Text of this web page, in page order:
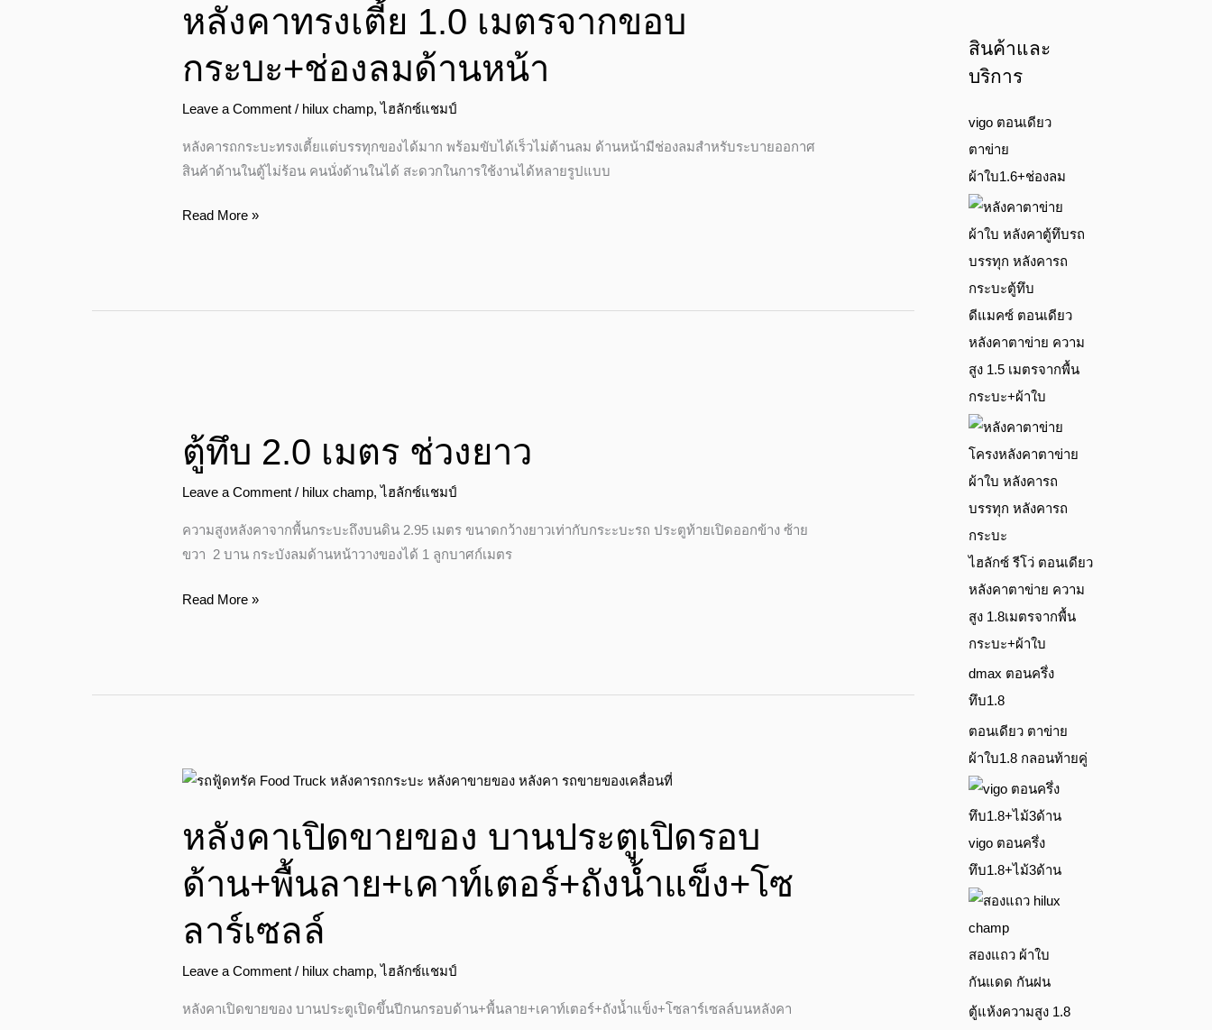
หลังคาทรงเตี้ย 1.0 เมตรจากขอบ
กระบะ+ช่องลมด้านหน้า
Leave a Comment / hilux champ,ไฮลักซ์แชมป์
หลังคารถกระบะทรงเตี้ยแต่บรรทุกของได้มาก พร้อมขับได้เร็วไม่ต้านลม ด้านหน้ามีช่องลมสำหรับระบายออกาศ
สินค้าด้านในตู้ไม่ร้อน คนนั่งด้านในได้ สะดวกในการใช้งานได้หลายรูปแบบ
เตี้ย
1.0
เมตร
จาก
ขอบ
Read More »
ตู้ทึบ 2.0 เมตร ช่วงยาว
Leave a Comment / hilux champ,ไฮลักซ์แชมป์
ความสูงหลังคาจากพื้นกระบะถึงบนดิน 2.95 เมตร ขนาดกว้างยาวเท่ากับกระะบะรถ ประตูท้ายเปิดออกข้าง ซ้าย
ขวา 2 บาน กระบังลมด้านหน้าวางของได้ 1 ลูกบาศก์เมตร
2.0
เมตร
ช่วง
Read More »
หลังคาเปิดขายของ บานประตูเปิดรอบ
ด้าน+พื้นลาย+เคาท์เตอร์+ถังน้ำแข็ง+โซ
ลาร์เซลล์
Leave a Comment / hilux champ,ไฮลักซ์แชมป์
หลังคาเปิดขายของ บานประตูเปิดขึ้นปีกนกรอบด้าน+พื้นลาย+เคาท์เตอร์+ถังน้ำแข็ง+โซลาร์เซลล์บนหลังคา
หลังคา
ขาย
ของ
บาน
ประตู
เปิด
ด้าน+พื้น
สินค้าและ
บริการ
vigo ตอนเดียว
ตาข่าย
ผ้าใบ1.6+ช่องลม
ดีแมคซ์ ตอนเดียว
หลังคาตาข่าย ความ
สูง 1.5 เมตรจากพื้น
กระบะ+ผ้าใบ
ไฮลักซ์ รีโว่ ตอนเดียว
หลังคาตาข่าย ความ
สูง 1.8เมตรจากพื้น
กระบะ+ผ้าใบ
dmax ตอนครึ่ง
ทึบ1.8
ตอนเดียว ตาข่าย
ผ้าใบ1.8 กลอนท้ายคู่
vigo ตอนครึ่ง
ทึบ1.8+ไม้3ด้าน
สองแถว ผ้าใบ
กันแดด กันฝน
ตู้แห้งความสูง 1.8